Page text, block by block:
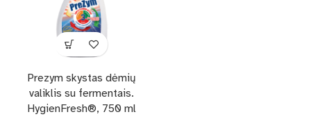
Prezym skystas dėmių
valiklis su fermentais.
HygienFresh®, 750 ml